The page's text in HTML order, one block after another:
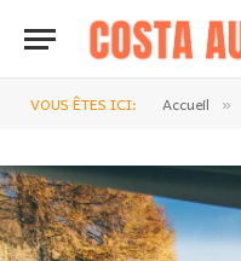
VOUS ÊTES ICI: Accueil »